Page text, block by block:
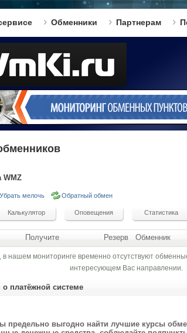
Обменники Партнерам
WMZ
Убрать мелочь Обратный обмен
Получите Резерв Обменник
в нашем мониторинге временно отсутствуют
интересующем Вас направлении.
платёжной системе
предельно выгодно найти лучшие курсы